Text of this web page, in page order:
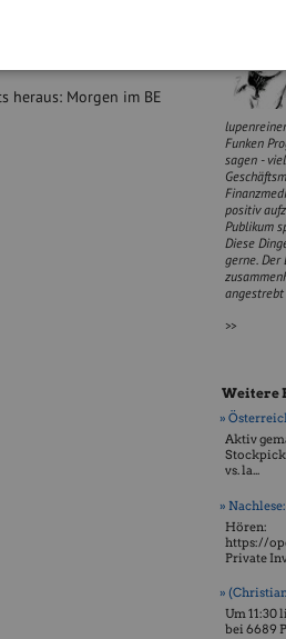
heraus: Morgen im BE
Funken
sagen -
positiv
Publikum
Diese
gerne. Der
angestrebt
>>
Weitere
»
Aktiv
vs. la...
»
Hören:
https://
Private
»
Um 11:30
bei 6689